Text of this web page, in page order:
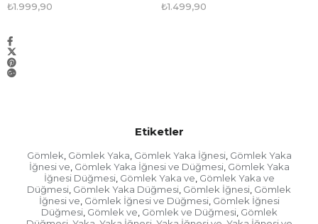
₺1.999,90 ₺1.499,90
Etiketler
Gömlek, Gömlek Yaka, Gömlek Yaka İğnesi, Gömlek Yaka
İğnesi ve, Gömlek Yaka İğnesi ve Düğmesi, Gömlek Yaka
İğnesi Düğmesi, Gömlek Yaka ve, Gömlek Yaka ve
Düğmesi, Gömlek Yaka Düğmesi, Gömlek İğnesi, Gömlek
İğnesi ve, Gömlek İğnesi ve Düğmesi, Gömlek İğnesi
Düğmesi, Gömlek ve, Gömlek ve Düğmesi, Gömlek